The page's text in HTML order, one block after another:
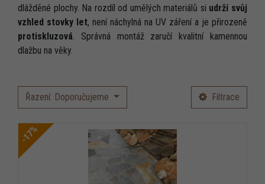
dlážděné plochy. Na rozdíl od umělých materiálů si udrží svůj
vzhled stovky let, není náchylná na UV záření a je přirozeně
protiskluzová. Správná montáž zaručí kvalitní kamennou
dlažbu na věky.
Řazení: Doporučujeme Filtrace
-17%